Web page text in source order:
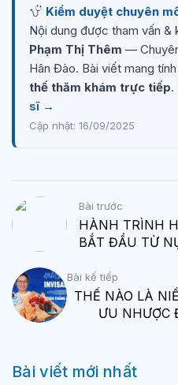
Kiểm duyệt chuyên
Nội dung được tham vấn &
Phạm Thị Thêm —
Hân Đào. Bài viết mang tính
thế thăm khám trực tiếp.
sĩ →
Cập nhật: 16/09/2025
Bài trước
HÀNH TRÌNH
BẮT ĐẦU TỪ
Bài kế tiếp
THẾ NÀO LÀ
ƯU NHƯỢC
Bài viết mới nhất